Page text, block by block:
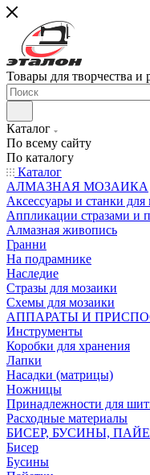
Товары для творчества и
Каталог
По всему сайту
По каталогу
Каталог
АЛМАЗНАЯ МОЗАИКА
Аксессуары и станки для
Аппликации стразами и
Алмазная живопись
Гранни
На подрамнике
Наследие
Стразы для мозаики
Схемы для мозаики
АППАРАТЫ И
Инструменты
Коробки для хранения
Лапки
Насадки (матрицы)
Ножницы
Принадлежности для
Расходные материалы
БИСЕР, БУСИНЫ,
Бисер
Бусины